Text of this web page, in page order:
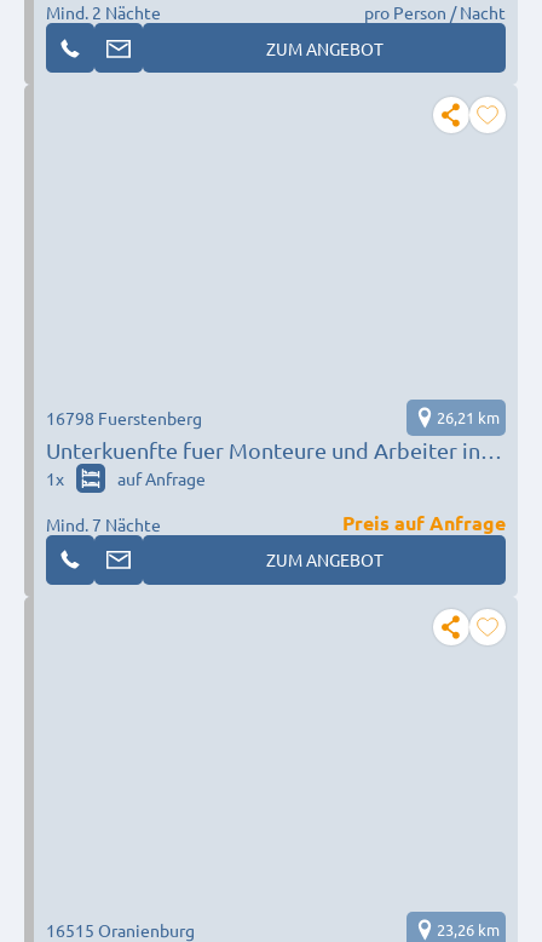
Mind. 2 Nächte
pro Person / Nacht
ZUM ANGEBOT
Unterkuenfte fuer Monteure und Arbeiter in
Fuerstenberg an der Havel
16798 Fuerstenberg 26,21 km
1x auf Anfrage
Mind. 7 Nächte
Preis auf Anfrage
ZUM ANGEBOT
16515 Oranienburg 23,26 km